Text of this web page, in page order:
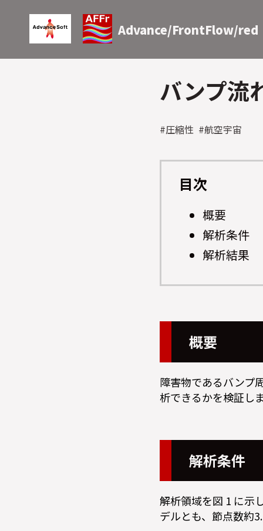
Advance/FrontFlow/red
バンプ流
#圧縮性 #航空宇宙
目次
概要
解析条件
解析結果
概要
障害物であるバンプ
析できるかを検証し
解析条件
解析領域を図 1 に示
デルとも、節点数約